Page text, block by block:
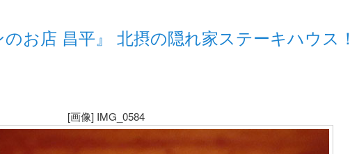
お店 昌平』 北摂の隠れ家ステーキハウス！
[画像] IMG_0584